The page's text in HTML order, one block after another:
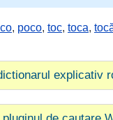
, poco, toc, toca,
explicativ